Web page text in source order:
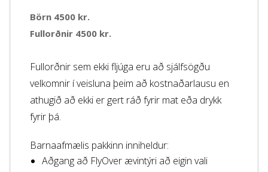
Börn 4500 kr.
Fullorðnir 4500 kr.
Fullorðnir sem ekki fljúga eru að sjálfsögðu
velkomnir í veisluna þeim að kostnaðarlausu en
athugið að ekki er gert ráð fyrir mat eða drykk
fyrir þá.
Barnaafmælis pakkinn inniheldur:
Aðgang að FlyOver ævintýri að eigin vali